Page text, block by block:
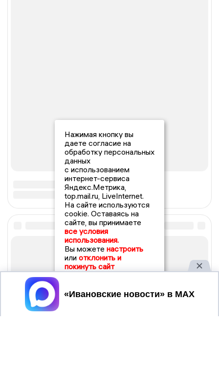
Нажимая кнопку вы
даете согласие на
обработку персональных
данных
с использованием
интернет-сервиса
Яндекс.Метрика,
top.mail.ru, LiveInternet.
На сайте используются
cookie. Оставаясь на
сайте, вы принимаете
все условия
использования.
Вы можете настроить
или отклонить и
покинуть сайт
Принять